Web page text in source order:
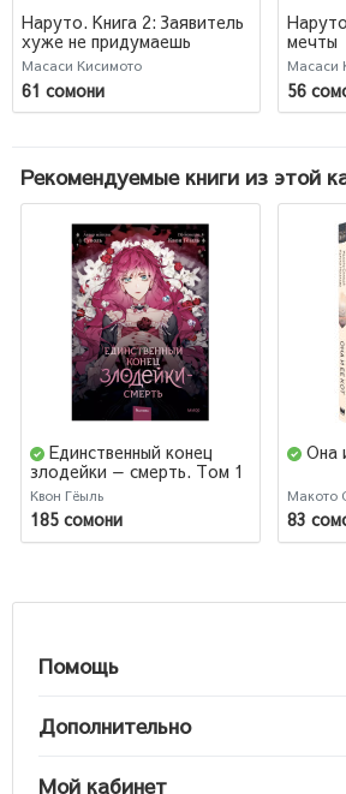
Наруто. Книга 2: Заявитель
хуже не придумаешь
Масаси Кисимото
61 сомони
мечты
Масаси
56
Рекомендуемые книги из этой
Единственный конец
злодейки — смерть. Том 1
Квон Гёыль
185 сомони
Она
Макото
83
Помощь
Дополнительно
Мой кабинет